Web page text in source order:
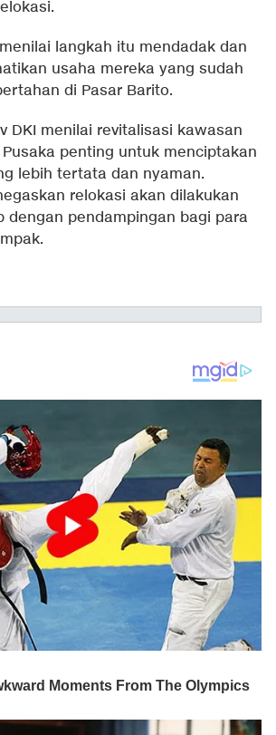
langkah itu mendadak dan
usaha mereka yang sudah
di Pasar Barito.
DKI menilai revitalisasi kawasan
penting untuk menciptakan
lebih tertata dan nyaman.
relokasi akan dilakukan
dengan pendampingan bagi para